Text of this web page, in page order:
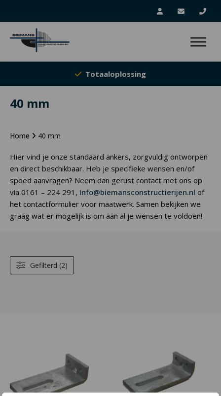
Totaaloplossing
40 mm
Home 40 mm
Hier vind je onze standaard ankers, zorgvuldig ontworpen
en direct beschikbaar. Heb je specifieke wensen en/of
spoed aanvragen? Neem dan gerust contact met ons op
via 0161 – 224 291, Info@biemansconstructierijen.nl of
het contactformulier voor maatwerk. Samen bekijken we
graag wat er mogelijk is om aan al je wensen te voldoen!
Gefilterd (2)